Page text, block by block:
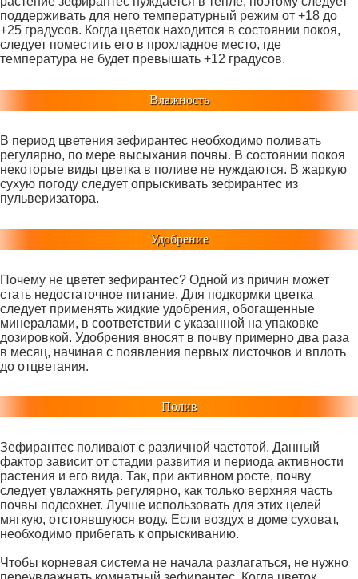
поддерживать для него температурный режим от +18 до
+25 градусов. Когда цветок находится в состоянии покоя,
следует поместить его в прохладное место, где
температура не будет превышать +12 градусов.
Влажность
В период цветения зефирантес необходимо поливать
регулярно, по мере высыхания почвы. В состоянии покоя
некоторые виды цветка в поливе не нуждаются. В жаркую
сухую погоду следует опрыскивать зефирантес из
пульверизатора.
Удобрение
Почему не цветет зефирантес? Одной из причин может
стать недостаточное питание. Для подкормки цветка
следует применять жидкие удобрения, обогащенные
минералами, в соответствии с указанной на упаковке
дозировкой. Удобрения вносят в почву примерно два раза
в месяц, начиная с появления первых листочков и вплоть
до отцветания.
Полив
Зефирантес поливают с различной частотой. Данный
фактор зависит от стадии развития и периода активности
растения и его вида. Так, при активном росте, почву
следует увлажнять регулярно, как только верхняя часть
почвы подсохнет. Лучше использовать для этих целей
мягкую, отстоявшуюся воду. Если воздух в доме суховат,
необходимо прибегать к опрыскиванию.
Чтобы корневая система не начала разлагаться, не нужно